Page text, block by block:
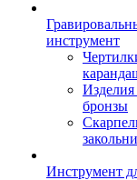
инструмент
Изделия
бронзы
Инструмент